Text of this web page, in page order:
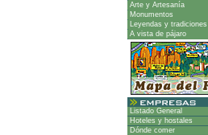
Arte y Artesanía
Monumentos
Leyendas y tradiciones
A vista de pájaro
Listado General
Hoteles y hostales
Dónde comer